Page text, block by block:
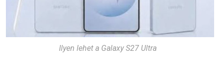
Ilyen lehet a Galaxy S27 Ultra